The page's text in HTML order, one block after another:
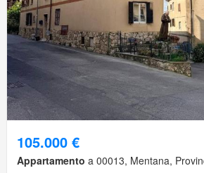
105.000 €
Appartamento a 00013, Mentana,